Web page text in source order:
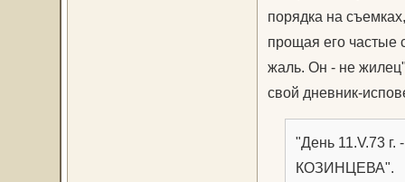
порядка на
прощая его частые
жаль. Он - не
свой дневник-
"День 11.V.73
КОЗИНЦЕВА".